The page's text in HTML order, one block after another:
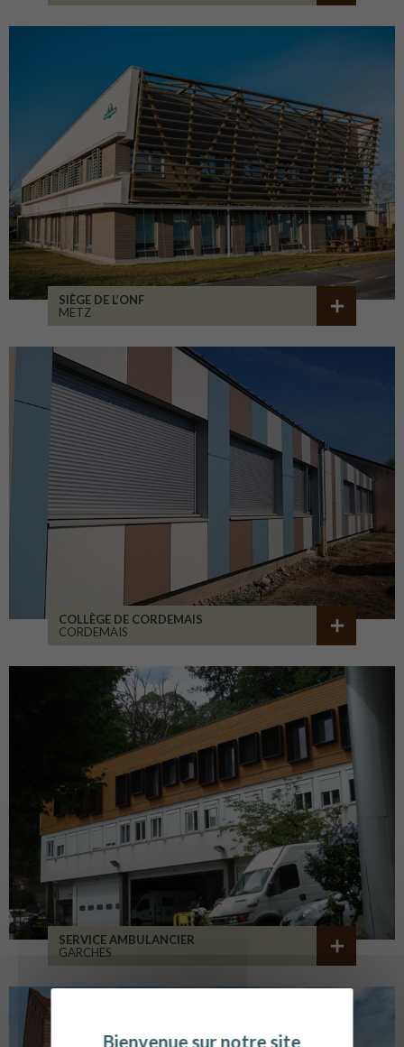
SIÈGE DE L’ONF
METZ
COLLÈGE DE CORDEMAIS
CORDEMAIS
SERVICE AMBULANCIER
GARCHES